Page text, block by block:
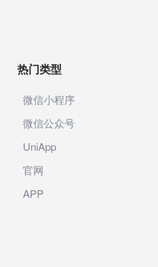
热门类型
微信小程序
微信公众号
UniApp
官网
APP